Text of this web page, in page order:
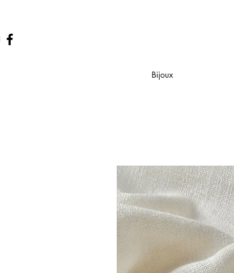
Bijoux